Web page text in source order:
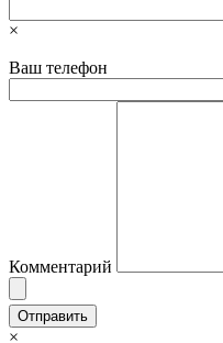
×
Ваш телефон
Комментарий
×